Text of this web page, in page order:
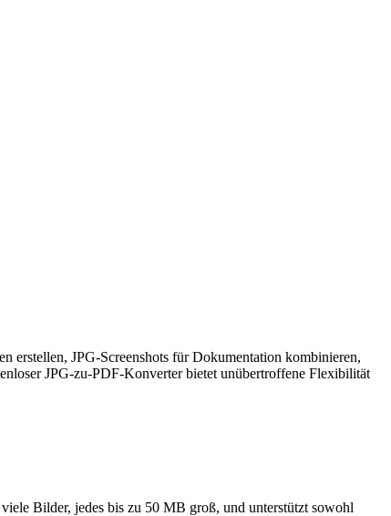
erstellen, JPG-Screenshots für Dokumentation kombinieren,
JPG-zu-PDF-Konverter bietet unübertroffene Flexibilität
Bilder, jedes bis zu 50 MB groß, und unterstützt sowohl